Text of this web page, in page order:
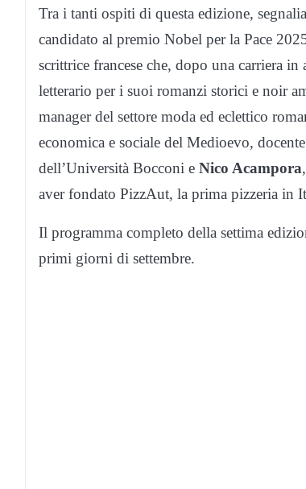
Tra i tanti ospiti di questa edizione,
candidato al premio Nobel per la Pace
scrittrice francese che, dopo una carriera
letterario per i suoi romanzi storici e noir
manager del settore moda ed eclettico
economica e sociale del Medioevo,
dell’Università Bocconi e Nico Acampora
aver fondato PizzAut, la prima pizzeria in
Il programma completo della settima
primi giorni di settembre.